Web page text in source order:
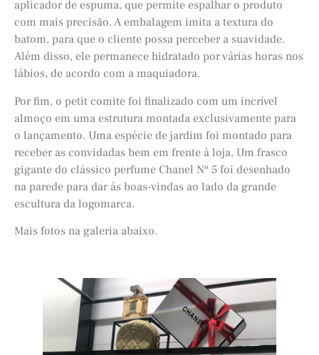
aplicador de espuma, que permite espalhar o produto
com mais precisão. A embalagem imita a textura do
batom, para que o cliente possa perceber a suavidade.
Além disso, ele permanece hidratado por várias horas nos
lábios, de acordo com a maquiadora.
Por fim, o petit comite foi finalizado com um incrível
almoço em uma estrutura montada exclusivamente para
o lançamento. Uma espécie de jardim foi montado para
receber as convidadas bem em frente à loja. Um frasco
gigante do clássico perfume Chanel Nº 5 foi desenhado
na parede para dar às boas-vindas ao lado da grande
escultura da logomarca.
Mais fotos na galeria abaixo.